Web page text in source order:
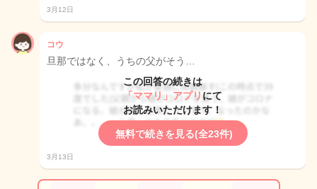
3月12日
コウ
旦那ではなく、うちの父がそう…
この回答の続きは
「ママリ」アプリ にて
お読みいただけます！
無料で続きを見る(全23件)
3月13日